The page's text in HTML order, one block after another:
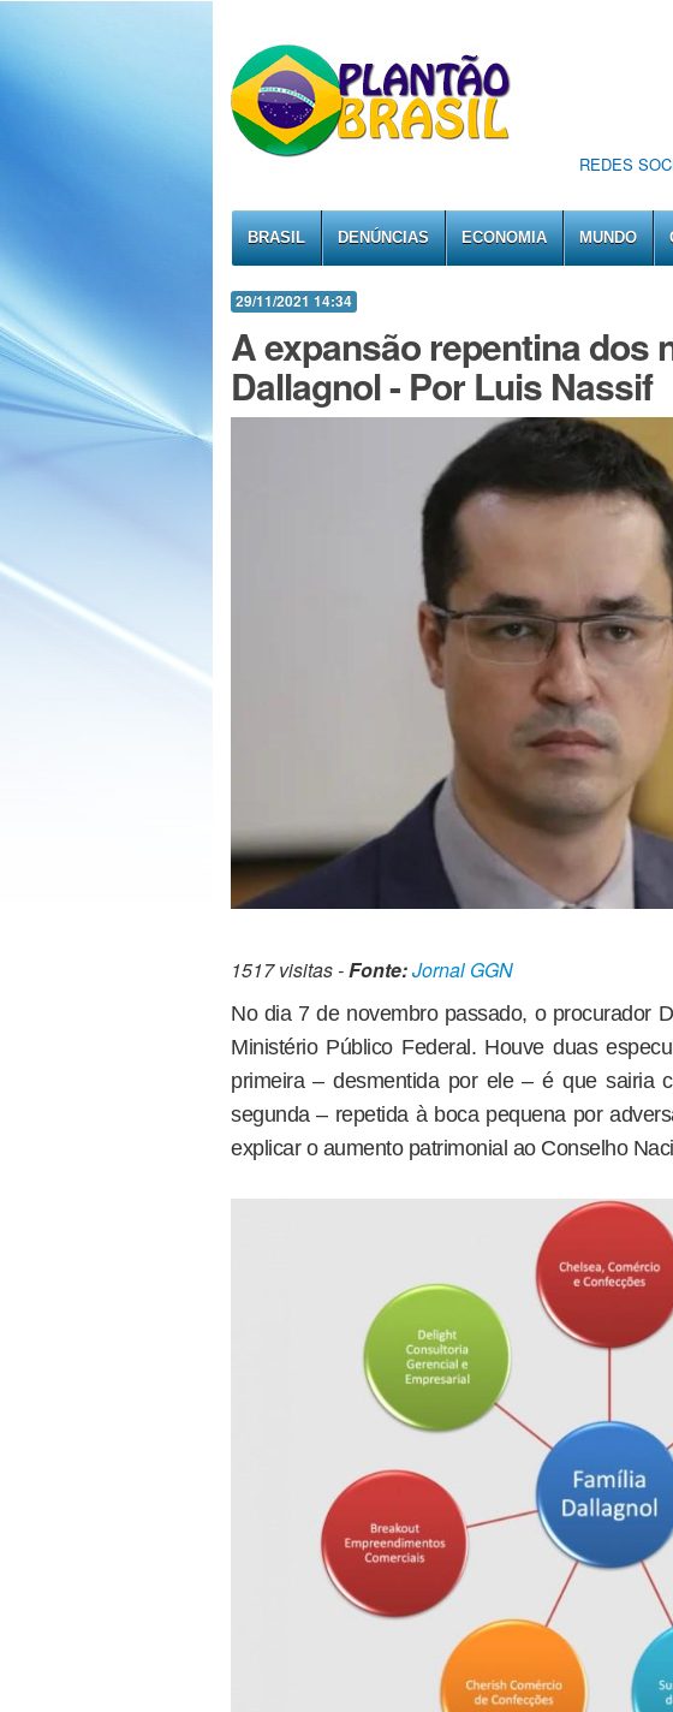
REDES
BRASIL DENÚNCIAS ECONOMIA MUNDO
29/11/2021 14:34
A expansão repentina dos
Dallagnol - Por Luis Nassif
1517 visitas -Fonte:Jornal GGN
No dia 7 de novembro passado, o procurador
Ministério Público Federal. Houve duas
primeira – desmentida por ele – é que sairia
segunda – repetida à boca pequena por
explicar o aumento patrimonial ao Conselho